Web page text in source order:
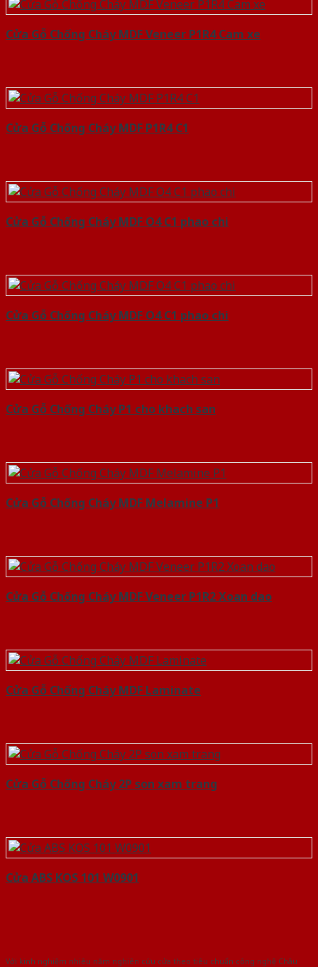
Cửa Gỗ Chống Cháy MDF Veneer P1R4 Cam xe
Cửa Gỗ Chống Cháy MDF P1R4 C1
Cửa Gỗ Chống Cháy MDF O4 C1 phao chi
Cửa Gỗ Chống Cháy MDF O4 C1 phao chi
Cửa Gỗ Chống Cháy P1 cho khach san
Cửa Gỗ Chống Cháy MDF Melamine P1
Cửa Gỗ Chống Cháy MDF Veneer P1R2 Xoan dao
Cửa Gỗ Chống Cháy MDF Laminate
Cửa Gỗ Chống Cháy 2P son xam trang
Cửa ABS KOS 101 W0901
Với kinh nghiệm nhiêu năm nghiên cứu cửa theo tiêu chuẩn công nghệ Châu